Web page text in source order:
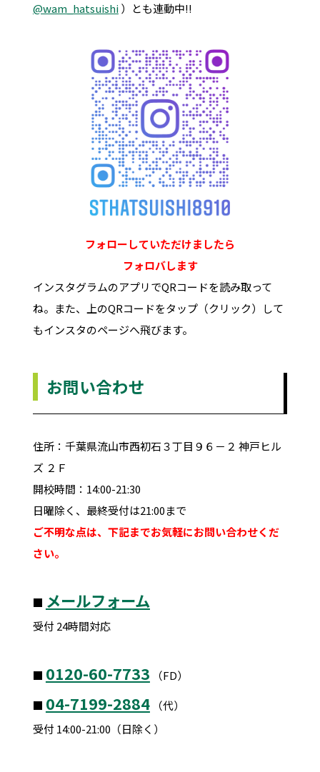
@wam_hatsuishi）とも連動中!!
フォローしていただけましたら
フォロバします
インスタグラムのアプリでQRコードを読み取って
ね。また、上のQRコードをタップ（クリック）して
もインスタのページへ飛びます。
お問い合わせ
住所：千葉県流山市西初石３丁目９６－２ 神戸ヒル
ズ ２Ｆ
開校時間：14:00-21:30
日曜除く、最終受付は21:00まで
ご不明な点は、下記までお気軽にお問い合わせくだ
さい。
■ メールフォーム
受付 24時間対応
■ 0120-60-7733 （FD）
■ 04-7199-2884（代）
受付 14:00-21:00（日除く）